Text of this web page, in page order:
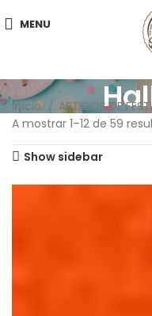
MENU
Início ARTIGOS DE
A mostrar 1–12 de 59
Show sidebar